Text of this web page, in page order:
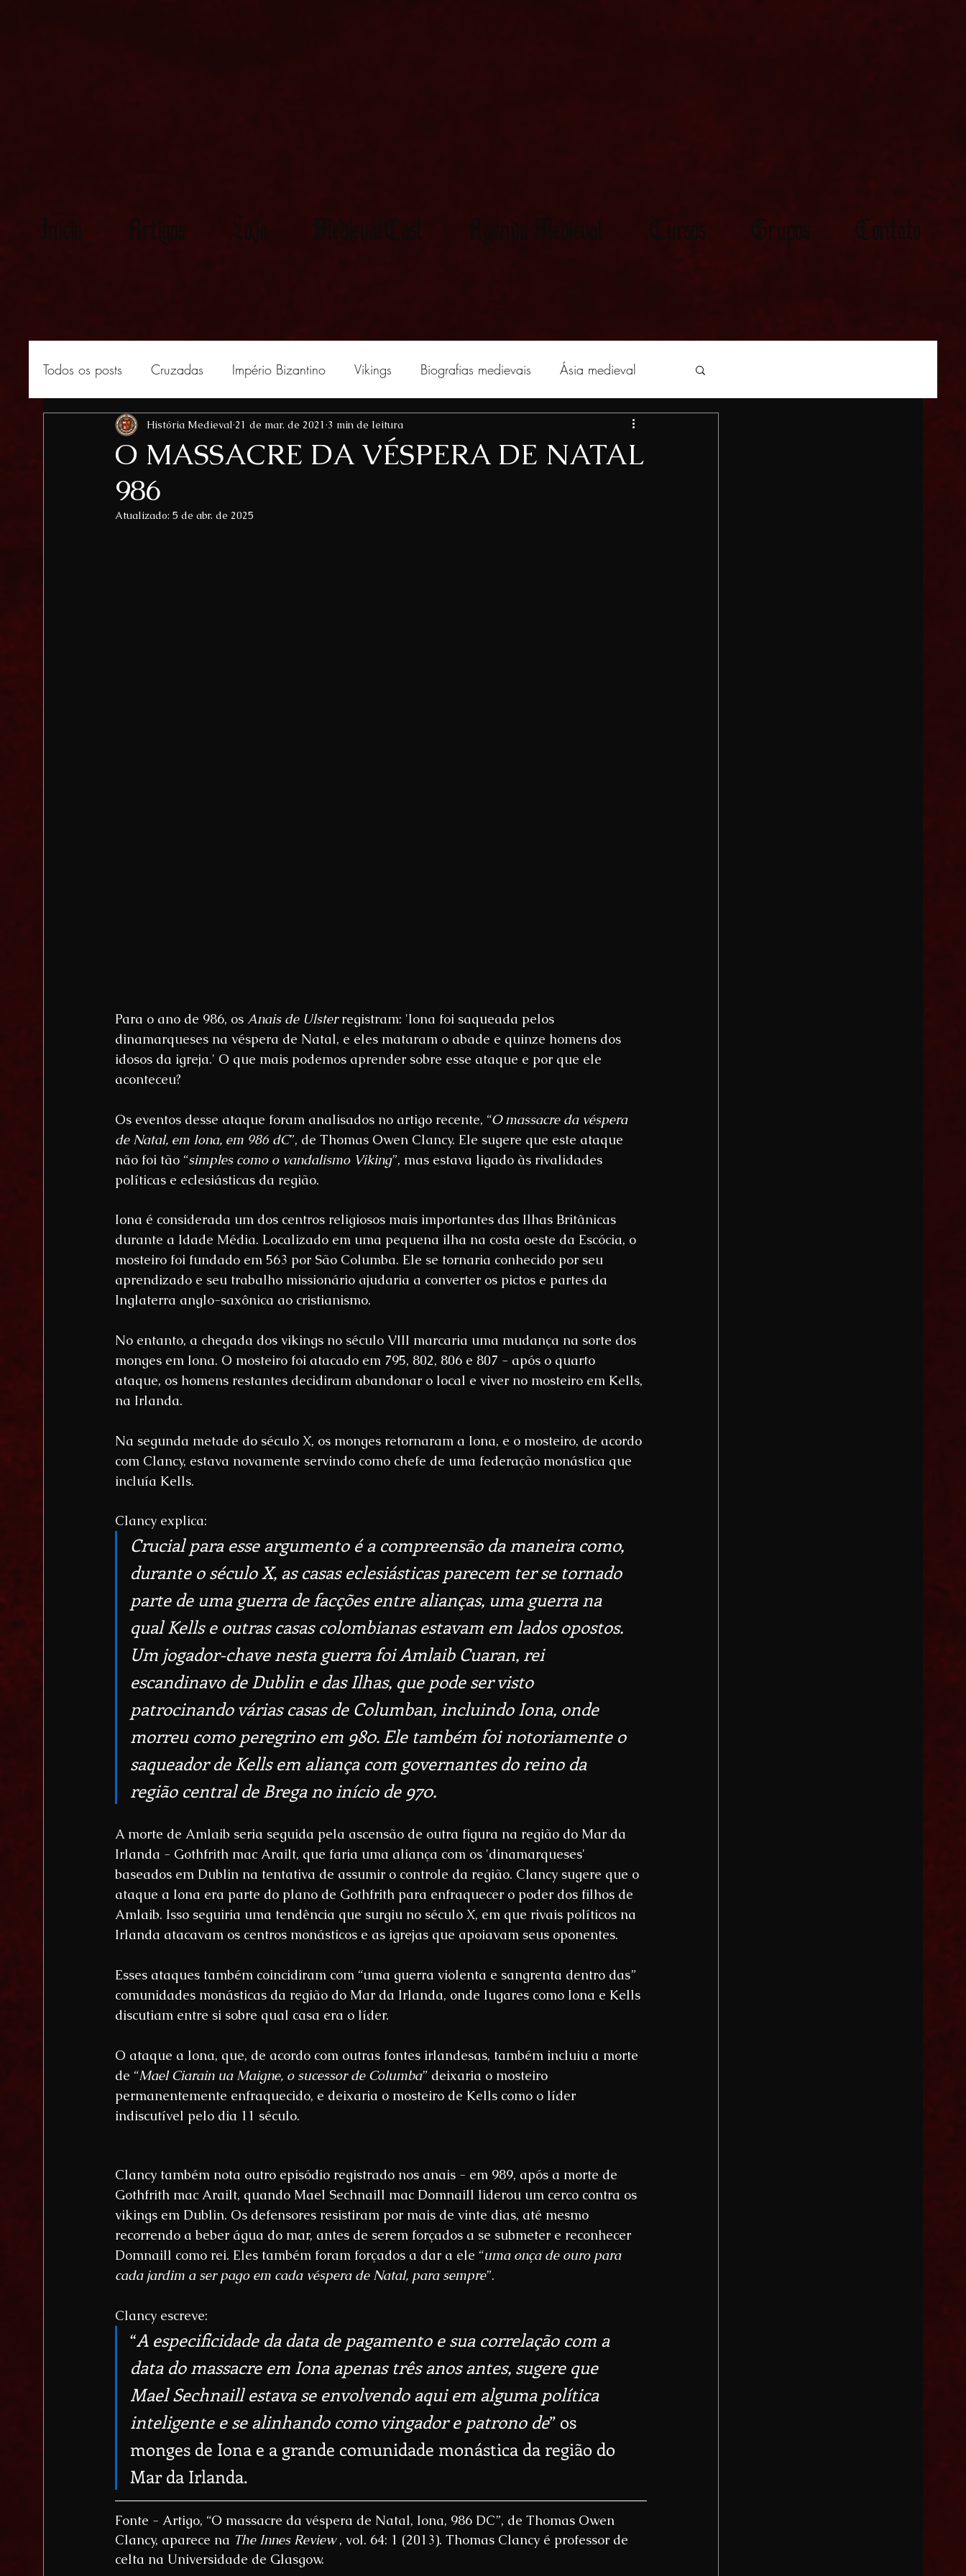
Início Artigos Loja MedievalCast Agenda Medieval Cursos Grupos Contato
Todos os posts Cruzadas Império Bizantino Vikings Biografias medievais Ásia medieval
África medieval Curiosidades medievais
O MASSACRE DA VÉSPERA DE NATAL
986
História Medieval 21 de mar. de 2021 3 min de leitura
Atualizado: 5 de abr. de 2025
Para o ano de 986, os Anais de Ulster registram: 'Iona foi saqueada pelos
dinamarqueses na véspera de Natal, e eles mataram o abade e quinze homens dos
idosos da igreja.' O que mais podemos aprender sobre esse ataque e por que ele
aconteceu?
Os eventos desse ataque foram analisados ​​no artigo recente, “O massacre da véspera
de Natal, em Iona, em 986 dC”, de Thomas Owen Clancy. Ele sugere que este ataque
não foi tão “simples como o vandalismo Viking”, mas estava ligado às rivalidades
políticas e eclesiásticas da região.
Iona é considerada um dos centros religiosos mais importantes das Ilhas Britânicas
durante a Idade Média. Localizado em uma pequena ilha na costa oeste da Escócia, o
mosteiro foi fundado em 563 por São Columba. Ele se tornaria conhecido por seu
aprendizado e seu trabalho missionário ajudaria a converter os pictos e partes da
Inglaterra anglo-saxônica ao cristianismo.
No entanto, a chegada dos vikings no século VIII marcaria uma mudança na sorte dos
monges em Iona. O mosteiro foi atacado em 795, 802, 806 e 807 - após o quarto
ataque, os homens restantes decidiram abandonar o local e viver no mosteiro em Kells,
na Irlanda.
Na segunda metade do século X, os monges retornaram a Iona, e o mosteiro, de acordo
com Clancy, estava novamente servindo como chefe de uma federação monástica que
incluía Kells.
Clancy explica:
Crucial para esse argumento é a compreensão da maneira como,
durante o século X, as casas eclesiásticas parecem ter se tornado
parte de uma guerra de facções entre alianças, uma guerra na
qual Kells e outras casas colombianas estavam em lados opostos.
Um jogador-chave nesta guerra foi Amlaib Cuaran, rei
escandinavo de Dublin e das Ilhas, que pode ser visto
patrocinando várias casas de Columban, incluindo Iona, onde
morreu como peregrino em 980. Ele também foi notoriamente o
saqueador de Kells em aliança com governantes do reino da
região central de Brega no início de 970.
A morte de Amlaib seria seguida pela ascensão de outra figura na região do Mar da
Irlanda - Gothfrith mac Arailt, que faria uma aliança com os 'dinamarqueses'
baseados em Dublin na tentativa de assumir o controle da região. Clancy sugere que o
ataque a Iona era parte do plano de Gothfrith para enfraquecer o poder dos filhos de
Amlaib. Isso seguiria uma tendência que surgiu no século X, em que rivais políticos na
Irlanda atacavam os centros monásticos e as igrejas que apoiavam seus oponentes.
Esses ataques também coincidiram com “uma guerra violenta e sangrenta dentro das”
comunidades monásticas da região do Mar da Irlanda, onde lugares como Iona e Kells
discutiam entre si sobre qual casa era o líder.
O ataque a Iona, que, de acordo com outras fontes irlandesas, também incluiu a morte
de “Mael Ciarain ua Maigne, o sucessor de Columba” deixaria o mosteiro
permanentemente enfraquecido, e deixaria o mosteiro de Kells como o líder
indiscutível pelo dia 11 século.
Clancy também nota outro episódio registrado nos anais - em 989, após a morte de
Gothfrith mac Arailt, quando Mael Sechnaill mac Domnaill liderou um cerco contra os
vikings em Dublin. Os defensores resistiram por mais de vinte dias, até mesmo
recorrendo a beber água do mar, antes de serem forçados a se submeter e reconhecer
Domnaill como rei. Eles também foram forçados a dar a ele “uma onça de ouro para
cada jardim a ser pago em cada véspera de Natal, para sempre”.
Clancy escreve:
“A especificidade da data de pagamento e sua correlação com a
data do massacre em Iona apenas três anos antes, sugere que
Mael Sechnaill estava se envolvendo aqui em alguma política
inteligente e se alinhando como vingador e patrono de” os
monges de Iona e a grande comunidade monástica da região do
Mar da Irlanda.
Fonte - Artigo, “O massacre da véspera de Natal, Iona, 986 DC”, de Thomas Owen
Clancy, aparece na The Innes Review , vol. 64: 1 (2013). Thomas Clancy é professor de
celta na Universidade de Glasgow.